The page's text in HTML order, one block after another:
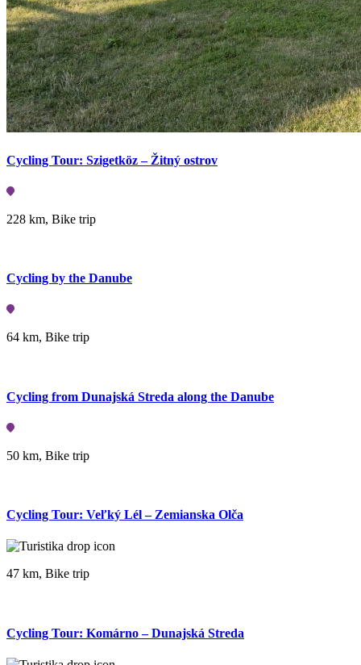
Cycling Tour: Szigetköz – Žitný ostrov
228 km,Bike trip
Cycling Tour: Szigetköz – Žitný ostrov
228 km, Bike trip
Cycling by the Danube
64 km, Bike trip
Cycling from Dunajská Streda along the Danube
50 km, Bike trip
Cycling Tour: Veľký Lél – Zemianska Olča
47 km, Bike trip
Cycling Tour: Komárno – Dunajská Streda